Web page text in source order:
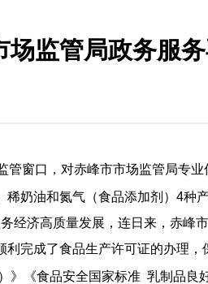
监管局政务服
窗口，对赤峰市市场监管局专
奶油和氮气（食品添加剂）4种
经济高质量发展，连日来，赤
完成了食品生产许可证的办理，
》《食品安全国家标准 乳制品